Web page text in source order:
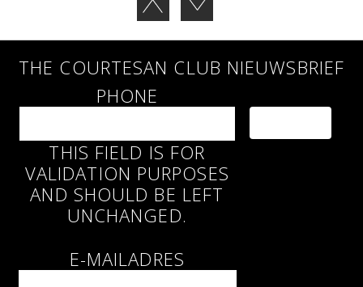
Viva 400
Volkskrant Magazine
Heleen
Feb 2007
Marketing Tribune
Nov 2006
THE COURTESAN CLUB NIEUWSBRIEF
PHONE
THIS FIELD IS FOR
VALIDATION PURPOSES
AND SHOULD BE LEFT
UNCHANGED.
E-MAILADRES